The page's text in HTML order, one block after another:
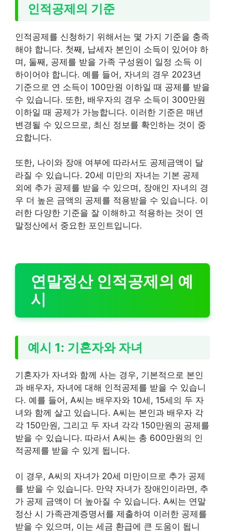
인적공제의 기준
인적공제를 신청하기 위해서는 몇 가지 기준을 충족
해야 합니다. 첫째, 납세자 본인이 소득이 있어야 하
며, 둘째, 공제를 받을 가족 구성원이 일정 소득 이
하이어야 합니다. 예를 들어, 자녀의 경우 2023년
기준으로 연 소득이 100만원 이하일 때 공제를 받을
수 있습니다. 또한, 배우자의 경우 소득이 300만원
이하일 때 공제가 가능합니다. 이러한 기준은 매년
변경될 수 있으므로, 최신 정보를 확인하는 것이 중
요합니다.
또한, 나이와 장애 여부에 따라서도 공제금액이 달
라질 수 있습니다. 20세 미만의 자녀는 기본 공제
외에 추가 공제를 받을 수 있으며, 장애인 자녀의 경
우 더 높은 금액의 공제를 적용받을 수 있습니다. 이
러한 다양한 기준을 잘 이해하고 적용하는 것이 연
말정산에서 중요한 포인트입니다.
연말정산 인적공제의 예
시
예시 1: 기혼자와 자녀
기혼자가 자녀와 함께 사는 경우, 기본적으로 본인
과 배우자, 자녀에 대해 인적공제를 받을 수 있습니
다. 예를 들어, A씨는 배우자와 10세, 15세의 두 자
녀와 함께 살고 있습니다. A씨는 본인과 배우자 각
각 150만원, 그리고 두 자녀 각각 150만원의 공제를
받을 수 있습니다. 따라서 A씨는 총 600만원의 인
적공제를 받을 수 있게 됩니다.
이 경우, A씨의 자녀가 20세 미만이므로 추가 공제
를 받을 수 있습니다. 만약 자녀가 장애인이라면, 추
가 공제 금액이 더 높아질 수 있습니다. A씨는 연말
정산 시 가족관계증명서를 제출하여 이러한 공제를
받을 수 있으며, 이는 세금 환급에 큰 도움이 됩니